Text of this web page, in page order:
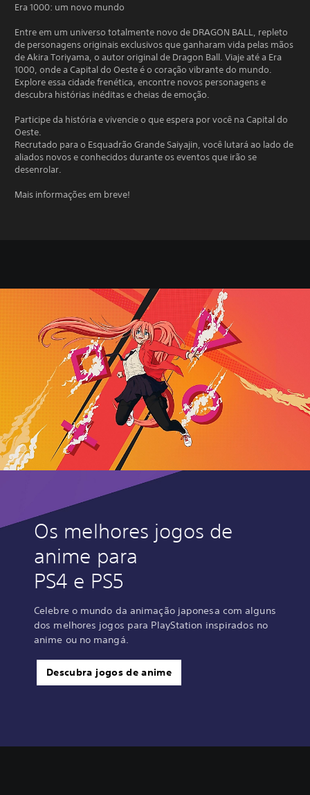
Era 1000: um novo mundo
Entre em um universo totalmente novo de DRAGON BALL, repleto
de personagens originais exclusivos que ganharam vida pelas mãos
de Akira Toriyama, o autor original de Dragon Ball. Viaje até a Era
1000, onde a Capital do Oeste é o coração vibrante do mundo.
Explore essa cidade frenética, encontre novos personagens e
descubra histórias inéditas e cheias de emoção.
Participe da história e vivencie o que espera por você na Capital do
Oeste.
Recrutado para o Esquadrão Grande Saiyajin, você lutará ao lado de
aliados novos e conhecidos durante os eventos que irão se
desenrolar.
Mais informações em breve!
Os melhores jogos de
anime para
PS4 e PS5
Celebre o mundo da animação japonesa com alguns
dos melhores jogos para PlayStation inspirados no
anime ou no mangá.
Descubra jogos de anime